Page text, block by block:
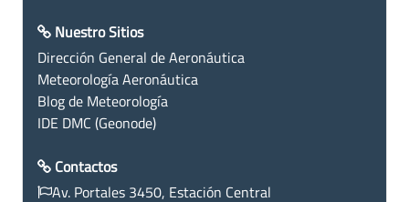
Nuestro Sitios
Dirección General de Aeronáutica
Meteorología Aeronáutica
Blog de Meteorología
IDE DMC (Geonode)
Contactos
Av. Portales 3450, Estación Central